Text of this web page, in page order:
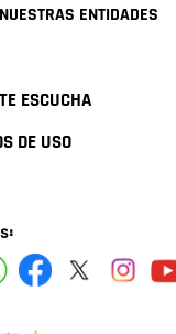
ENTIDADES
ESCUCHA
DE USO